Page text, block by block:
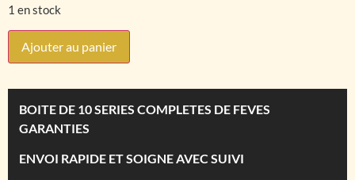
1 en stock
Ajouter au panier
BOITE DE 10 SERIES COMPLETES DE FEVES
GARANTIES
ENVOI RAPIDE ET SOIGNE AVEC SUIVI